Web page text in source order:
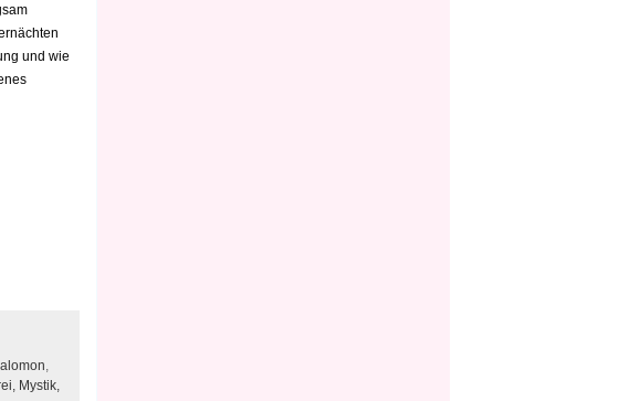
und wie
,
Mystik,